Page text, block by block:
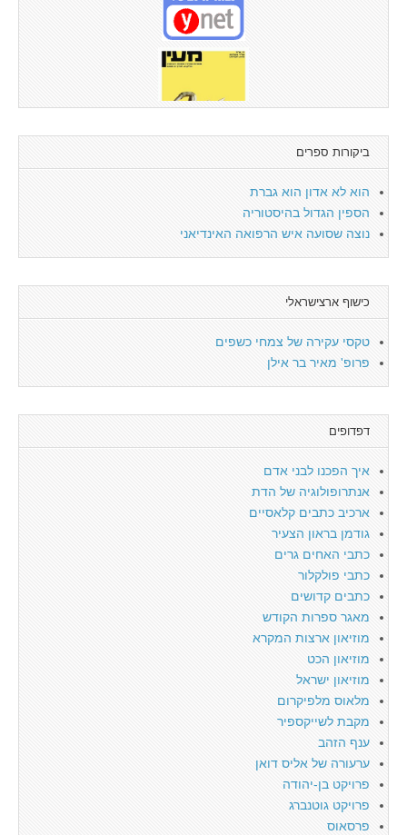
ביקורות ספרים
הוא לא אדון הוא גברת
הספין הגדול בהיסטוריה
נוצה שסועה איש הרפואה האינדיאני
כישוף ארצישראלי
טקסי עקירה של צמחי כשפים
פרופ' מאיר בר אילן
דפדופים
איך הפכנו לבני אדם
אנתרופולוגיה של הדת
ארכיב כתבים קלאסיים
גודמן בראון הצעיר
כתבי האחים גרים
כתבי פולקלור
כתבים קדושים
מאגר ספרות הקודש
מוזיאון ארצות המקרא
מוזיאון הכט
מוזיאון ישראל
מלאוס מלפיקרום
מקבת לשייקספיר
ענף הזהב
ערעורה של אליס דואן
פרויקט בן-יהודה
פרויקט גוטנברג
פרסאוס